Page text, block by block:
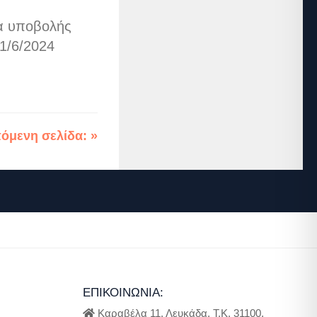
υποβολής
6/2024
σελίδα: »
ΕΠΙΚΟΙΝΩΝΊΑ:
Καραβέλα 11, Λευκάδα, Τ.Κ. 31100,